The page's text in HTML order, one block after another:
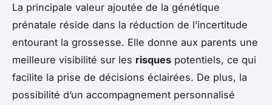
La principale valeur ajoutée de la génétique
prénatale réside dans la réduction de l’incertitude
entourant la grossesse. Elle donne aux parents une
meilleure visibilité sur les risques potentiels, ce qui
facilite la prise de décisions éclairées. De plus, la
possibilité d’un accompagnement personnalisé